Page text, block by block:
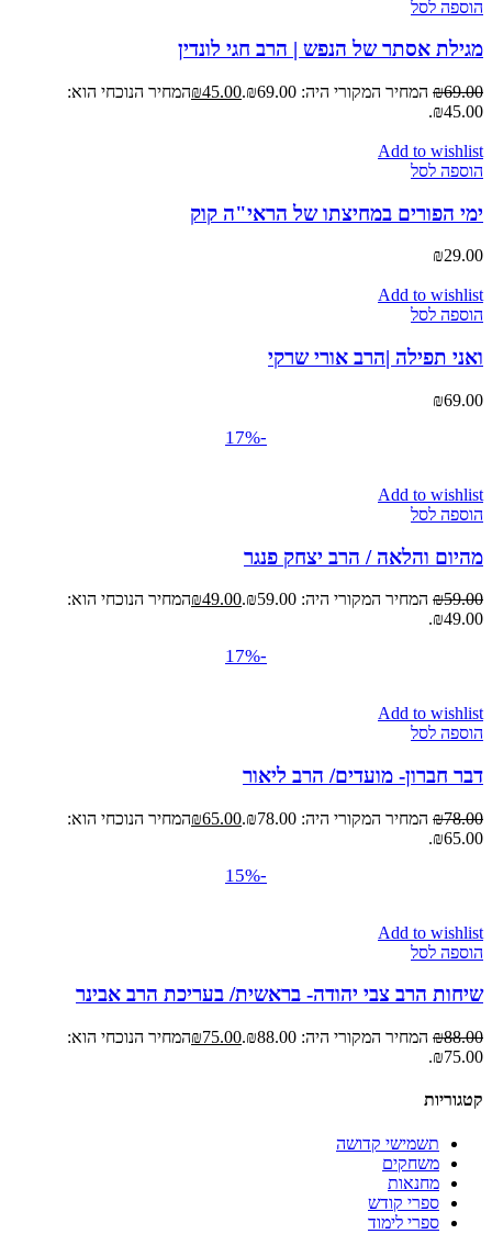
הוספה לסל
מגילת אסתר של הנפש | הרב חגי לונדין
₪69.00 המחיר המקורי היה: ₪69.00. ₪45.00
המחיר הנוכחי הוא:
₪45.00.
Add to wishlist
הוספה לסל
ימי הפורים במחיצתו של הראי"ה קוק
₪29.00
Add to wishlist
הוספה לסל
ואני תפילה |הרב אורי שרקי
₪69.00
-17%
Add to wishlist
הוספה לסל
מהיום והלאה / הרב יצחק פנגר
₪59.00 המחיר המקורי היה: ₪59.00. ₪49.00
המחיר הנוכחי הוא:
₪49.00.
-17%
Add to wishlist
הוספה לסל
דבר חברון- מועדים/ הרב ליאור
₪78.00 המחיר המקורי היה: ₪78.00. ₪65.00
המחיר הנוכחי הוא:
₪65.00.
-15%
Add to wishlist
הוספה לסל
שיחות הרב צבי יהודה- בראשית/ בעריכת הרב אבינר
₪88.00 המחיר המקורי היה: ₪88.00. ₪75.00
המחיר הנוכחי הוא:
₪75.00.
קטגוריות
תשמישי קדושה
משחקים
מחנאות
ספרי קודש
ספרי לימוד